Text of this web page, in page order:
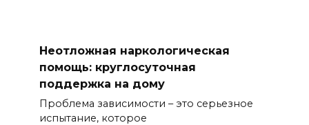
Неотложная наркологическая
помощь: круглосуточная
поддержка на дому
Проблема зависимости – это серьезное
испытание, которое